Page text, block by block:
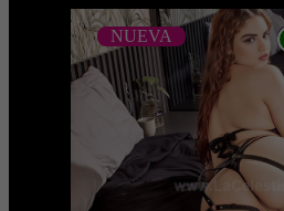
NUEVA
SCARLETH ANDERSON
Call girls Bogota
complaciente y muy
experimentada a pesar
ama y disfruta ...